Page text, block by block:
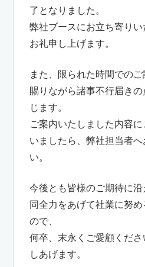
了となりました。
弊社ブースにお立ち寄り
お礼申し上げます。
また、限られた時間での
賜りながら諸事不行届き
じます。
ご案内いたしました内容
いましたら、弊社担当者
い。
今後とも皆様のご期待に
同全力をあげて社業に努
ので、
何卒、末永くご愛顧くだ
しあげます。